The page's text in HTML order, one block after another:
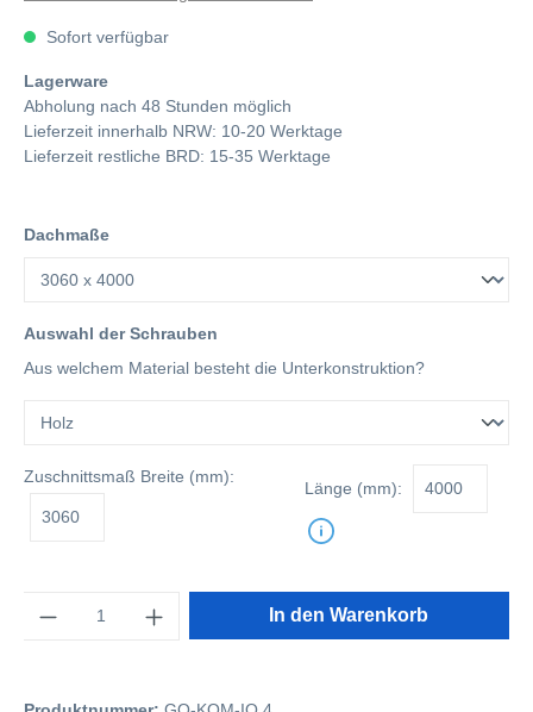
Sofort verfügbar
Lagerware
Abholung nach 48 Stunden möglich
Lieferzeit innerhalb NRW: 10-20 Werktage
Lieferzeit restliche BRD: 15-35 Werktage
Dachmaße
Auswahl der Schrauben
Aus welchem Material besteht die Unterkonstruktion?
Zuschnittsmaß Breite (mm):
Länge (mm):
In den Warenkorb